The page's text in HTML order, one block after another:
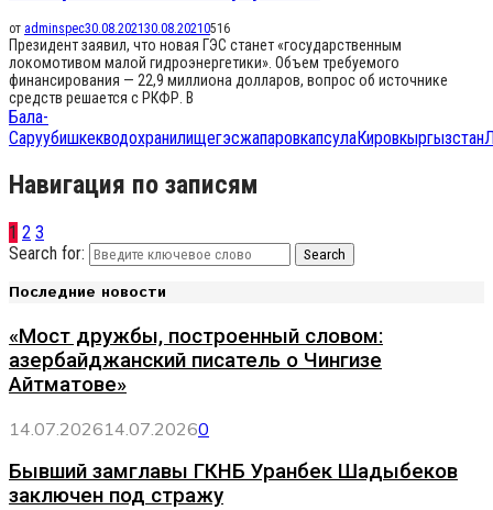
от adminspec30.08.202130.08.20210516
Президент заявил, что новая ГЭС станет «государственным
локомотивом малой гидроэнергетики». Объем требуемого
финансирования — 22,9 миллиона долларов, вопрос об источнике
средств решается с РКФР. В
Бала-
СаруубишкекводохранилищегэсжапаровкапсулаКировкыргызстан
Навигация по записям
1 2 3
Search for:
Search
Последние новости
«Мост дружбы, построенный словом:
азербайджанский писатель о Чингизе
Айтматове»
14.07.202614.07.20260
Бывший замглавы ГКНБ Уранбек Шадыбеков
заключен под стражу